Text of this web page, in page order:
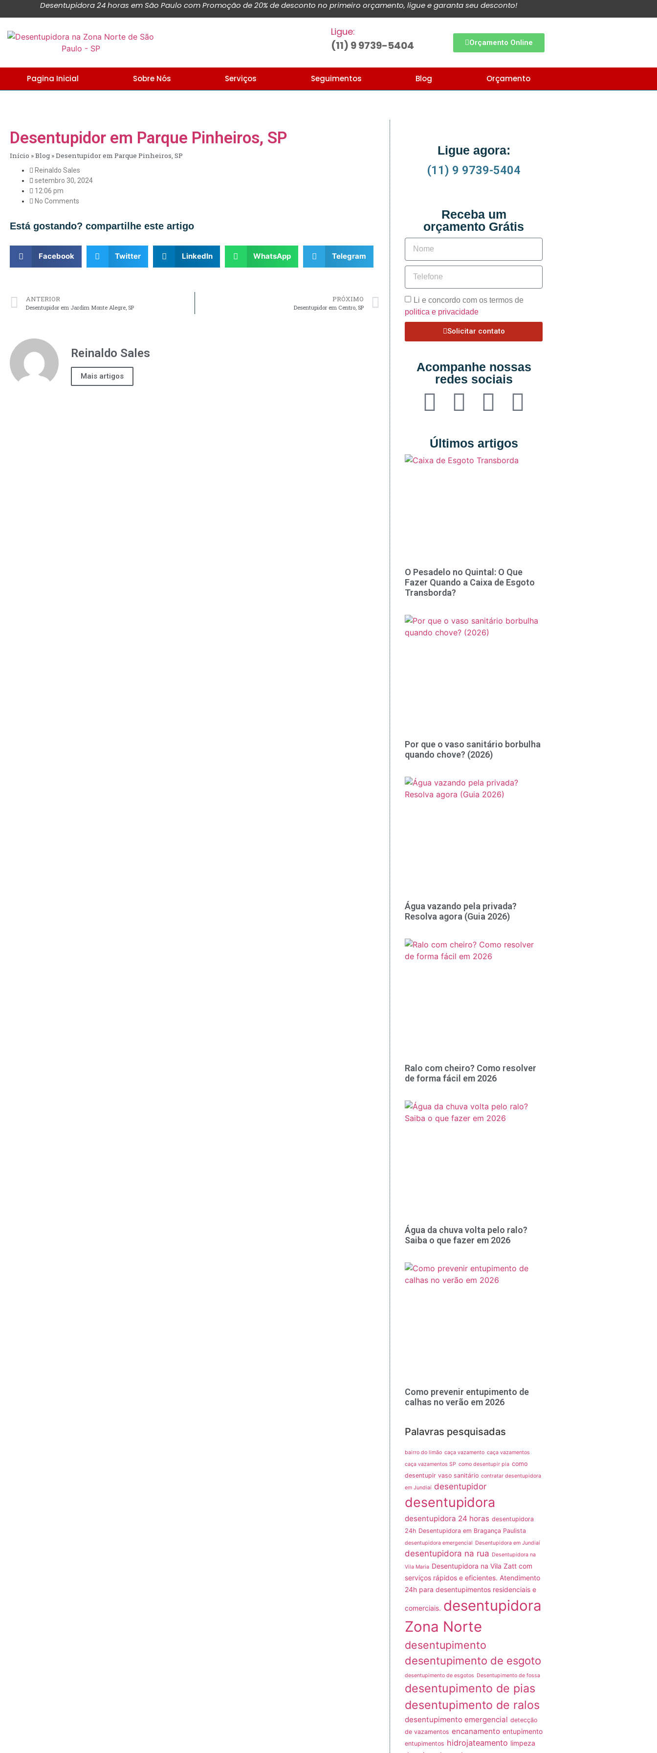
Desentupidora 24 horas em São Paulo com Promoção de 20% de desconto no primeiro orçamento, ligue e garanta seu desconto!
Ligue:
(11) 9 9739-5404 Orçamento Online
Pagina Inicial Sobre Nós Serviços Seguimentos Blog Orçamento
Desentupidor em Parque Pinheiros, SP
Início »Blog »Desentupidor em Parque Pinheiros, SP
Reinaldo Sales
setembro 30, 2024
12:06 pm
No Comments
Está gostando? compartilhe este artigo
Facebook Twitter LinkedIn WhatsApp Telegram
ANTERIOR
Desentupidor em Jardim Monte Alegre, SP
PRÓXIMO
Desentupidor em Centro, SP
Reinaldo Sales
Mais artigos
Ligue agora:
(11) 9 9739-5404
Receba um
orçamento Grátis
Li e concordo com os termos de
politica e privacidade
Solicitar contato
Acompanhe nossas
redes sociais
Últimos artigos
O Pesadelo no Quintal: O Que
Fazer Quando a Caixa de Esgoto
Transborda?
Por que o vaso sanitário borbulha
quando chove? (2026)
Água vazando pela privada?
Resolva agora (Guia 2026)
Ralo com cheiro? Como resolver
de forma fácil em 2026
Água da chuva volta pelo ralo?
Saiba o que fazer em 2026
Como prevenir entupimento de
calhas no verão em 2026
Palavras pesquisadas
bairro do limão caça vazamento caça vazamentos
caça vazamentos SP como desentupir pia como
desentupir vaso sanitário contratar desentupidora
em Jundiaí desentupidor
desentupidora
desentupidora 24 horas desentupidora
24h Desentupidora em Bragança Paulista
desentupidora emergencial Desentupidora em Jundiaí
desentupidora na rua Desentupidora na
Vila Maria Desentupidora na Vila Zatt com
serviços rápidos e eficientes. Atendimento
24h para desentupimentos residenciais e
comerciais. desentupidora
Zona Norte
desentupimento
desentupimento de esgoto
desentupimento de esgotos Desentupimento de fossa
desentupimento de pias
desentupimento de ralos
desentupimento emergencial detecção
de vazamentos encanamento entupimento
entupimentos hidrojateamento limpeza